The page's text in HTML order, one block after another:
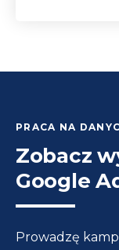
PRACA NA
Zobacz
Google
Prowadzę